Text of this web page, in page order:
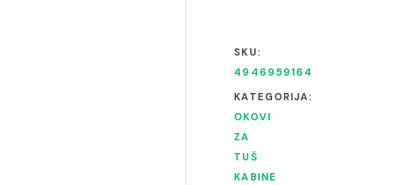
SKU:
4946959164
KATEGORIJA:
OKOVI
ZA
TUŠ
KABINE